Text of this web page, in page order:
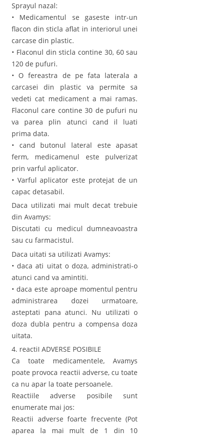
Sprayul nazal:
• Medicamentul se gaseste intr-un
flacon din sticla aflat in interiorul unei
carcase din plastic.
• Flaconul din sticla contine 30, 60 sau
120 de pufuri.
• O fereastra de pe fata laterala a
carcasei din plastic va permite sa
vedeti cat medicament a mai ramas.
Flaconul care contine 30 de pufuri nu
va parea plin atunci cand il luati
prima data.
• cand butonul lateral este apasat
ferm, medicamenul este pulverizat
prin varful aplicator.
• Varful aplicator este protejat de un
capac detasabil.
Daca utilizati mai mult decat trebuie
din Avamys:
Discutati cu medicul dumneavoastra
sau cu farmacistul.
Daca uitati sa utilizati Avamys:
• daca ati uitat o doza, administrati-o
atunci cand va amintiti.
• daca este aproape momentul pentru
administrarea dozei urmatoare,
asteptati pana atunci. Nu utilizati o
doza dubla pentru a compensa doza
uitata.
4. reactiI ADVERSE POSIBILE
Ca toate medicamentele, Avamys
poate provoca reactii adverse, cu toate
ca nu apar la toate persoanele.
Reactiile adverse posibile sunt
enumerate mai jos:
Reactii adverse foarte frecvente (Pot
aparea la mai mult de 1 din 10